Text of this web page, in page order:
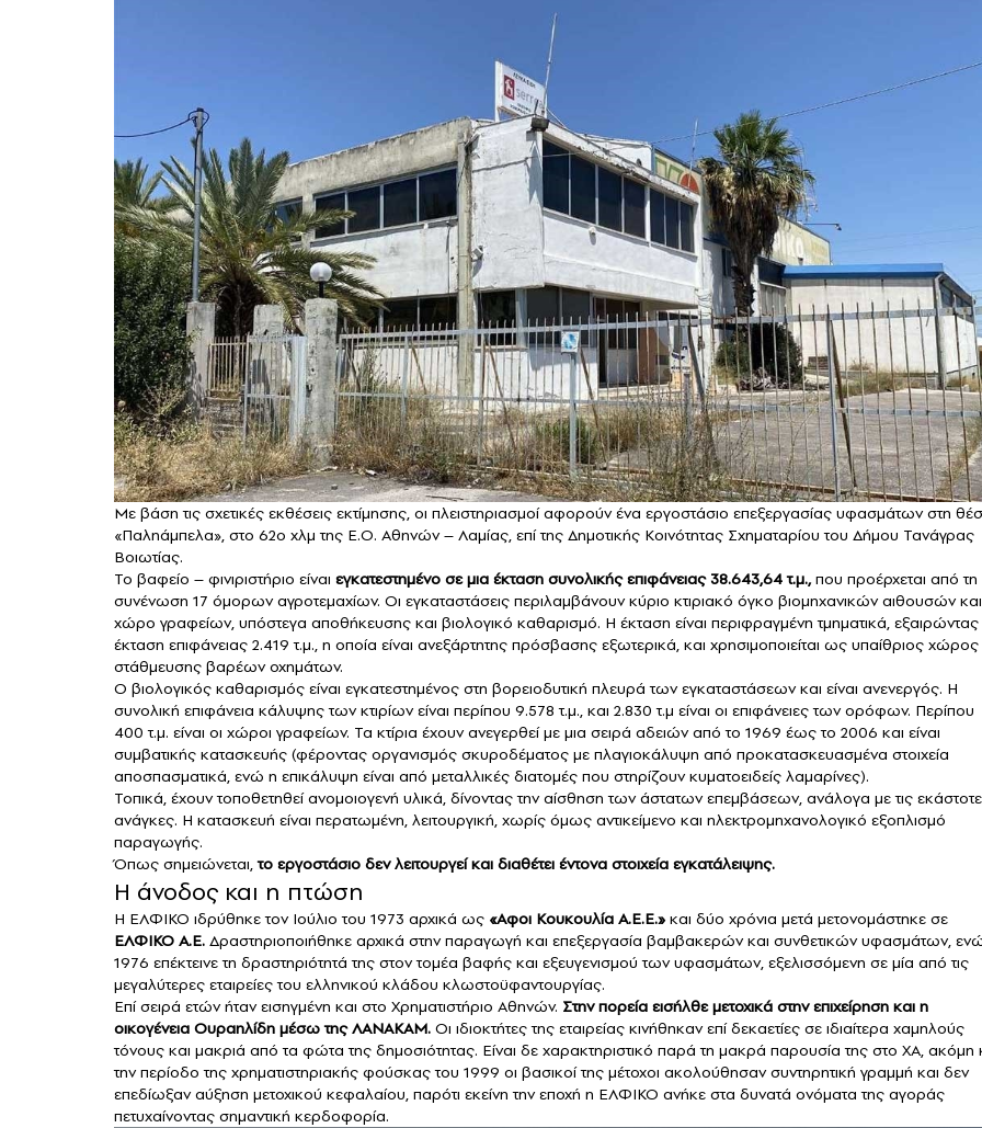
Με βάση τις σχετικές εκθέσεις εκτίμησης, οι πλειστηριασμοί αφορούν ένα εργοστάσιο επεξεργασίας υφασμάτων στη
«Παληάμπελα», στο 62ο χλμ της Ε.Ο. Αθηνών – Λαμίας, επί της Δημοτικής Κοινότητας Σχηματαρίου του Δήμου Τανάγρας
Βοιωτίας.
Το βαφείο – φινιριστήριο είναι εγκατεστημένο σε μια έκταση συνολικής επιφάνειας 38.643,64 τ.μ.,που προέρχεται από τη
συνένωση 17 όμορων αγροτεμαχίων. Οι εγκαταστάσεις περιλαμβάνουν κύριο κτιριακό όγκο βιομηχανικών αιθουσών και
χώρο γραφείων, υπόστεγα αποθήκευσης και βιολογικό καθαρισμό. Η έκταση είναι περιφραγμένη τμηματικά, εξαιρώντας
έκταση επιφάνειας 2.419 τ.μ., η οποία είναι ανεξάρτητης πρόσβασης εξωτερικά, και χρησιμοποιείται ως υπαίθριος χώρος
στάθμευσης βαρέων οχημάτων.
Ο βιολογικός καθαρισμός είναι εγκατεστημένος στη βορειοδυτική πλευρά των εγκαταστάσεων και είναι ανενεργός. Η
συνολική επιφάνεια κάλυψης των κτιρίων είναι περίπου 9.578 τ.μ., και 2.830 τ.μ είναι οι επιφάνειες των ορόφων. Περίπου
400 τ.μ. είναι οι χώροι γραφείων. Τα κτίρια έχουν ανεγερθεί με μια σειρά αδειών από το 1969 έως το 2006 και είναι
συμβατικής κατασκευής (φέροντας οργανισμός σκυροδέματος με πλαγιοκάλυψη από προκατασκευασμένα στοιχεία
αποσπασματικά, ενώ η επικάλυψη είναι από μεταλλικές διατομές που στηρίζουν κυματοειδείς λαμαρίνες).
Τοπικά, έχουν τοποθετηθεί ανομοιογενή υλικά, δίνοντας την αίσθηση των άστατων επεμβάσεων, ανάλογα με τις εκάστοτε
ανάγκες. Η κατασκευή είναι περατωμένη, λειτουργική, χωρίς όμως αντικείμενο και ηλεκτρομηχανολογικό εξοπλισμό
παραγωγής.
Όπως σημειώνεται,το εργοστάσιο δεν λειτουργεί και διαθέτει έντονα στοιχεία εγκατάλειψης.
Η άνοδος και η πτώση
Η ΕΛΦΙΚΟ ιδρύθηκε τον Ιούλιο του 1973 αρχικά ως «Αφοι Κουκουλία Α.Ε.Ε.» και δύο χρόνια μετά μετονομάστηκε σε
ΕΛΦΙΚΟ Α.Ε. Δραστηριοποιήθηκε αρχικά στην παραγωγή και επεξεργασία βαμβακερών και συνθετικών υφασμάτων,
1976 επέκτεινε τη δραστηριότητά της στον τομέα βαφής και εξευγενισμού των υφασμάτων, εξελισσόμενη σε μία από τις
μεγαλύτερες εταιρείες του ελληνικού κλάδου κλωστοϋφαντουργίας.
Επί σειρά ετών ήταν εισηγμένη και στο Χρηματιστήριο Αθηνών. Στην πορεία εισήλθε μετοχικά στην επιχείρηση και η
οικογένεια Ουραηλίδη μέσω της ΛΑΝΑΚΑΜ. Οι ιδιοκτήτες της εταιρείας κινήθηκαν επί δεκαετίες σε ιδιαίτερα χαμηλούς
τόνους και μακριά από τα φώτα της δημοσιότητας. Είναι δε χαρακτηριστικό παρά τη μακρά παρουσία της στο ΧΑ, ακόμη
την περίοδο της χρηματιστηριακής φούσκας του 1999 οι βασικοί της μέτοχοι ακολούθησαν συντηρητική γραμμή και δεν
επεδίωξαν αύξηση μετοχικού κεφαλαίου, παρότι εκείνη την εποχή η ΕΛΦΙΚΟ ανήκε στα δυνατά ονόματα της αγοράς
πετυχαίνοντας σημαντική κερδοφορία.